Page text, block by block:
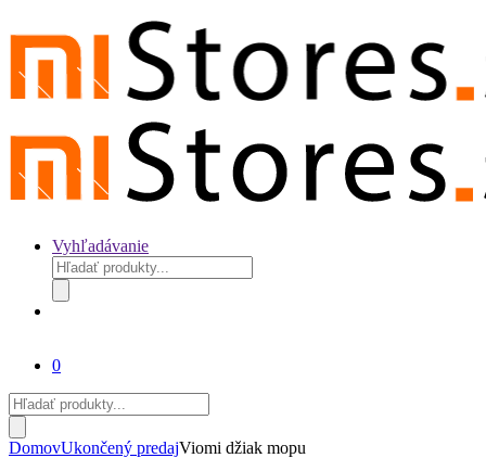
Vyhľadávanie
Products
search
0
Products
search
DomovUkončený predajViomi džiak mopu